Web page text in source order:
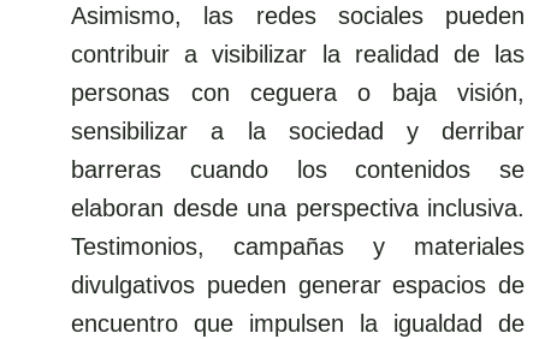
Asimismo, las redes sociales pueden
contribuir a visibilizar la realidad de las
personas con ceguera o baja visión,
sensibilizar a la sociedad y derribar
barreras cuando los contenidos se
elaboran desde una perspectiva inclusiva.
Testimonios, campañas y materiales
divulgativos pueden generar espacios de
encuentro que impulsen la igualdad de